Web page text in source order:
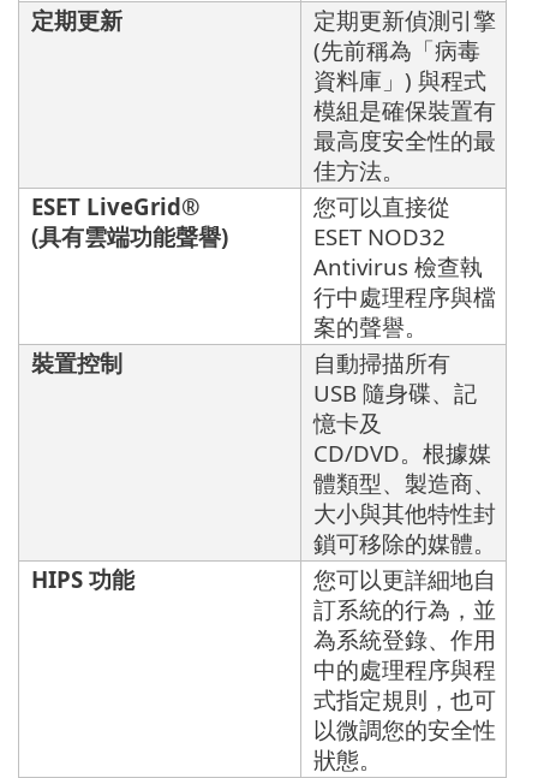
定期更新
定期更新偵測引擎
(先前稱為「病毒
資料庫」) 與程式
模組是確保裝置有
最高度安全性的最
佳方法。
ESET LiveGrid®
(具有雲端功能聲譽)
您可以直接從
ESET NOD32
Antivirus 檢查執
行中處理程序與檔
案的聲譽。
裝置控制
自動掃描所有
USB 隨身碟、記
憶卡及
CD/DVD。根據媒
體類型、製造商、
大小與其他特性封
鎖可移除的媒體。
HIPS 功能
您可以更詳細地自
訂系統的行為，並
為系統登錄、作用
中的處理程序與程
式指定規則，也可
以微調您的安全性
狀態。